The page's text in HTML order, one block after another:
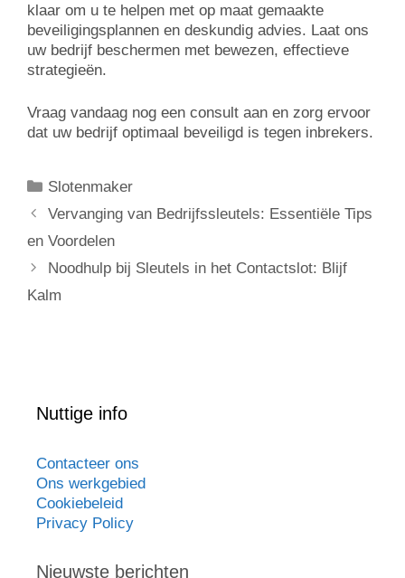
klaar om u te helpen met op maat gemaakte
beveiligingsplannen en deskundig advies. Laat ons
uw bedrijf beschermen met bewezen, effectieve
strategieën.
Vraag vandaag nog een consult aan en zorg ervoor
dat uw bedrijf optimaal beveiligd is tegen inbrekers.
Slotenmaker
Vervanging van Bedrijfssleutels: Essentiële Tips
en Voordelen
Noodhulp bij Sleutels in het Contactslot: Blijf
Kalm
Nuttige info
Contacteer ons
Ons werkgebied
Cookiebeleid
Privacy Policy
Nieuwste berichten